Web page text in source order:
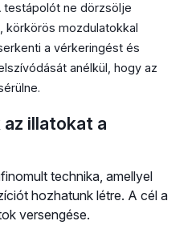
testápolót ne dörzsölje
körkörös mozdulatokkal
a vérkeringést és
anélkül, hogy az
illatokat a
technika, amellyel
hozhatunk létre. A cél a
versengése.